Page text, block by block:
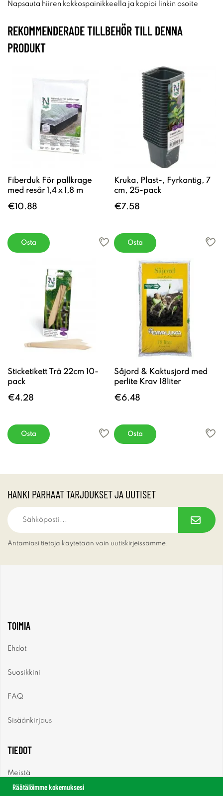
Napsauta hiiren kakkospainikkeella ja kopioi linkin osoite
REKOMMENDERADE TILLBEHÖR TILL DENNA
PRODUKT
Fiberduk För pallkrage
med resår 1,4 x 1,8 m
€10.88
Osta
Kruka, Plast-, Fyrkantig, 7
cm, 25-pack
€7.58
Osta
Sticketikett Trä 22cm 10-
pack
€4.28
Osta
Såjord & Kaktusjord med
perlite Krav 18liter
€6.48
Osta
HANKI PARHAAT TARJOUKSET JA UUTISET
Antamiasi tietoja käytetään vain uutiskirjeissämme.
TOIMIA
Ehdot
Suosikkini
FAQ
Sisäänkirjaus
TIEDOT
Meistä
Räätälöimme kokemuksesi